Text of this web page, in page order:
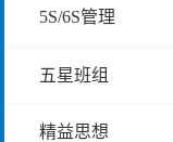
5S/6S管理
五星班组
精益思想